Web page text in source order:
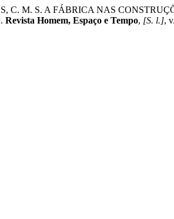
C. M. S. A FÁBRICA NAS
Revista Homem, Espaço e Tempo, [S. l.],